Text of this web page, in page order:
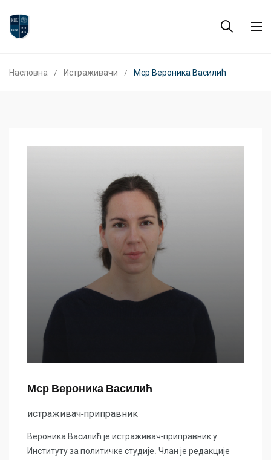
Насловна Истраживачи Мср Вероника Василић
Мср Вероника Василић
истраживач-приправник
Вероника Василић је истраживач-приправник у
Институту за политичке студије. Члан је редакције